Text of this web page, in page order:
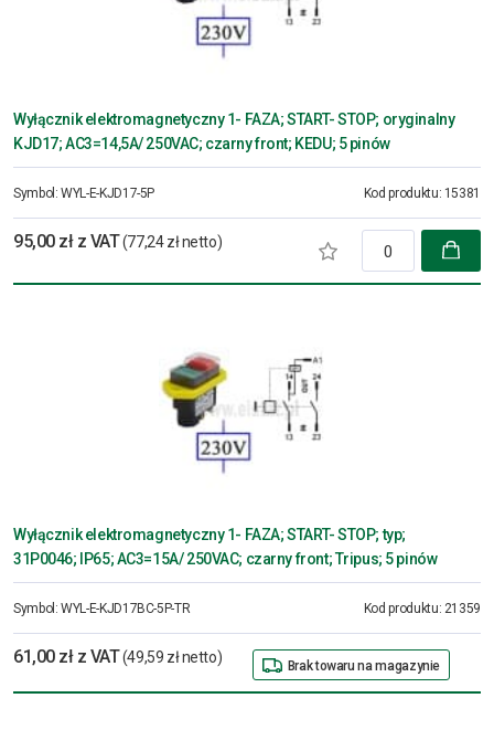
Wyłącznik elektromagnetyczny 1- FAZA; START- STOP; oryginalny
KJD17; AC3=14,5A/ 250VAC; czarny front; KEDU; 5 pinów
Symbol:WYL-E-KJD17-5P Kod produktu: 15381
95,00 zł z VAT(77,24 zł netto)
Wyłącznik elektromagnetyczny 1- FAZA; START- STOP; typ;
31P0046; IP65; AC3=15A/ 250VAC; czarny front; Tripus; 5 pinów
Symbol:WYL-E-KJD17BC-5P-TR Kod produktu: 21359
61,00 zł z VAT(49,59 zł netto) Brak towaru na magazynie